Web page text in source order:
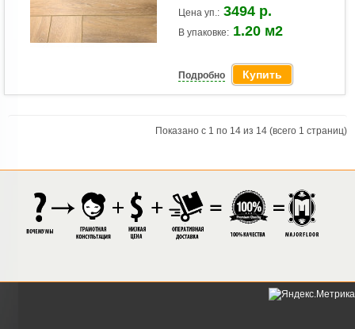
Цена уп.: 3494 р.
В упаковке: 1.20 м2
Подробно Купить
Показано с 1 по 14 из 14 (всего 1 страниц)